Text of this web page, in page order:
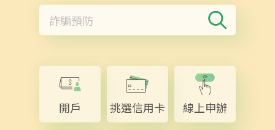
開戶 挑選信用卡 線上申辦